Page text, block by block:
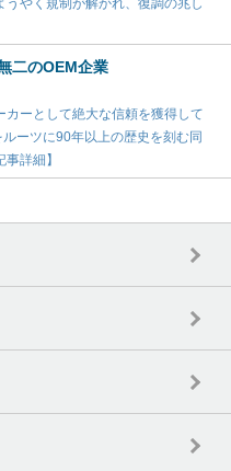
二のOEM企業
カーとして絶大な信頼を獲得して
ーツに90年以上の歴史を刻む同
詳細】